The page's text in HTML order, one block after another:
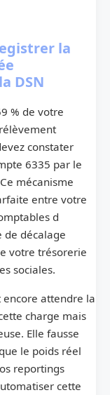
la
DSN
% de votre
constater
6335 par le
mécanisme
entre votre
d
de décalage
votre trésorerie
sociales.
attendre la
charge mais
Elle fausse
le poids réel
reportings
cette